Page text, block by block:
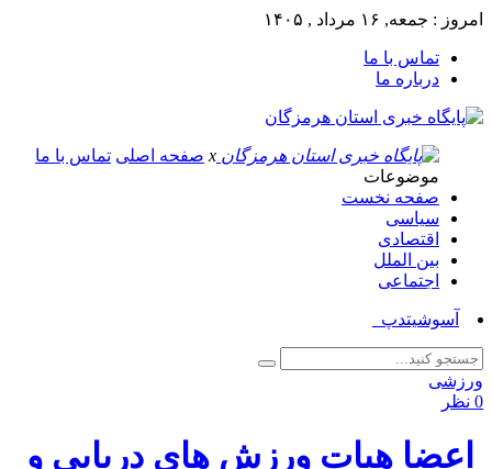
امروز : جمعه, ۱۶ مرداد , ۱۴۰۵
تماس با ما
درباره ما
x صفحه اصلی تماس با ما
موضوعات
صفحه نخست
سیاسی
اقتصادی
بین الملل
اجتماعی
آسوشیتدپرس: صده_
ورزشی
0 نظر
اعضا هیات ورزش های دریایی و